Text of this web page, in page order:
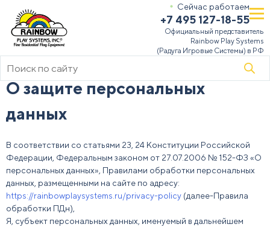
Сейчас работаем
+7 495 127-18-55
Официальный представитель
Rainbow Play Systems
(Радуга Игровые Системы) в РФ
Поиск
товаров
О защите персональных
данных
В соответствии со статьями 23, 24 Конституции Российской
Федерации, Федеральным законом от 27.07.2006 № 152-ФЗ «О
персональных данных», Правилами обработки персональных
данных, размещенными на сайте по адресу:
https://rainbowplaysystems.ru/privacy-policy (далее-Правила
обработки ПДн),
Я, субъект персональных данных, именуемый в дальнейшем